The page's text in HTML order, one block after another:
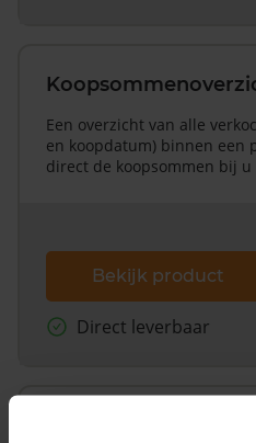
Een overzicht van alle
en koopdatum) binnen een
direct de koopsommen bij
Bekijk product
Direct leverbaar